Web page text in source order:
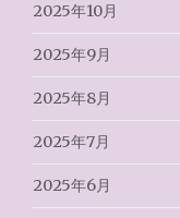
2025年10月
2025年9月
2025年8月
2025年7月
2025年6月